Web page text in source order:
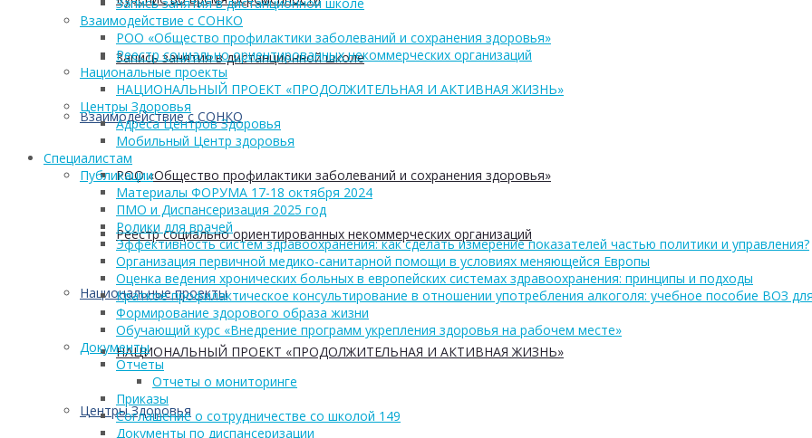
Запись занятия в дистанционной школе
Взаимодействие с СОНКО
РОО «Общество профилактики заболеваний и сохранения здоровья»
Реестр социально ориентированных некоммерческих организаций
Национальные проекты
НАЦИОНАЛЬНЫЙ ПРОЕКТ «ПРОДОЛЖИТЕЛЬНАЯ И АКТИВНАЯ ЖИЗНЬ»
Центры Здоровья
Взаимодействие с СОНКО
РОО «Общество профилактики заболеваний и сохранения здоровья»
Реестр социально ориентированных некоммерческих организаций
Национальные проекты
НАЦИОНАЛЬНЫЙ ПРОЕКТ «ПРОДОЛЖИТЕЛЬНАЯ И АКТИВНАЯ ЖИЗНЬ»
Центры Здоровья
Адреса Центров Здоровья
Мобильный Центр здоровья
Cпециалистам
Публикации
Материалы ФОРУМА 17-18 октября 2024
ПМО и Диспансеризация 2025 год
Ролики для врачей
Эффективность систем здравоохранения: как сделать измерение показателей частью политики и управления?
Организация первичной медико-санитарной помощи в условиях меняющейся Европы
Оценка ведения хронических больных в европейских системах здравоохранения: принципы и подходы
Краткое профилактическое консультирование в отношении употребления алкоголя: учебное пособие ВОЗ
Формирование здорового образа жизни
Обучающий курс «Внедрение программ укрепления здоровья на рабочем месте»
Документы
Отчеты
Отчеты о мониторинге
Приказы
Соглашение о сотрудничестве со школой 149
Документы по диспансеризации